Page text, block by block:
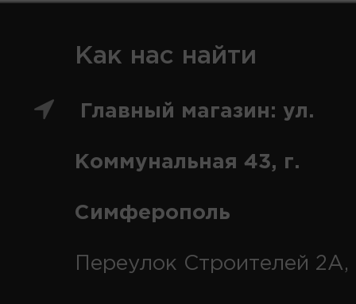
Как нас найти
Главный магазин: ул.
Коммунальная 43, г.
Симферополь
Переулок Строителей 2А,